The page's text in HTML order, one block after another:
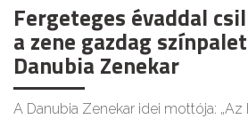
Fergeteges évaddal
a zene gazdag
Danubia Zenekar
A Danubia Zenekar idei mottója: „Az